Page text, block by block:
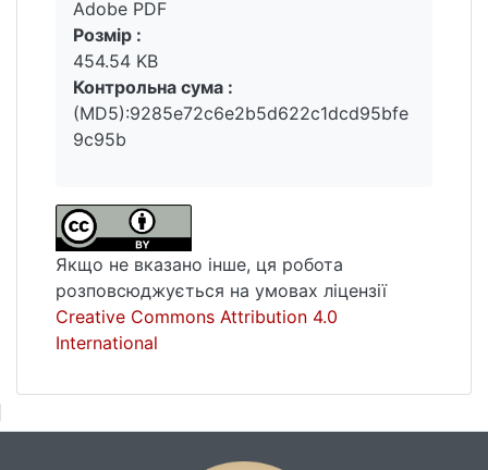
сплаву 7075-Т6 в умовах одновісного
багатоциклового асиметричного розтягу-
стиску. Результати розрахунків, отримані
аналітичним та чисельним способами,
задовільно узгоджуються з
призводить до збільшення розрахункової
швидкості тріщини.
Adobe PDF
Розмір :
454.54 KB
Контрольна сума :
(MD5):9285e72c6e2b5d622c1dcd95bfe
9c95b
Якщо не вказано інше, ця робота
розповсюджується на умовах ліцензії
Creative Commons Attribution 4.0
International